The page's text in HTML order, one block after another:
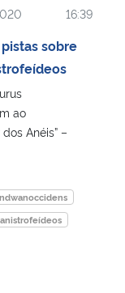
16:39
sobre
ao
Anéis” –